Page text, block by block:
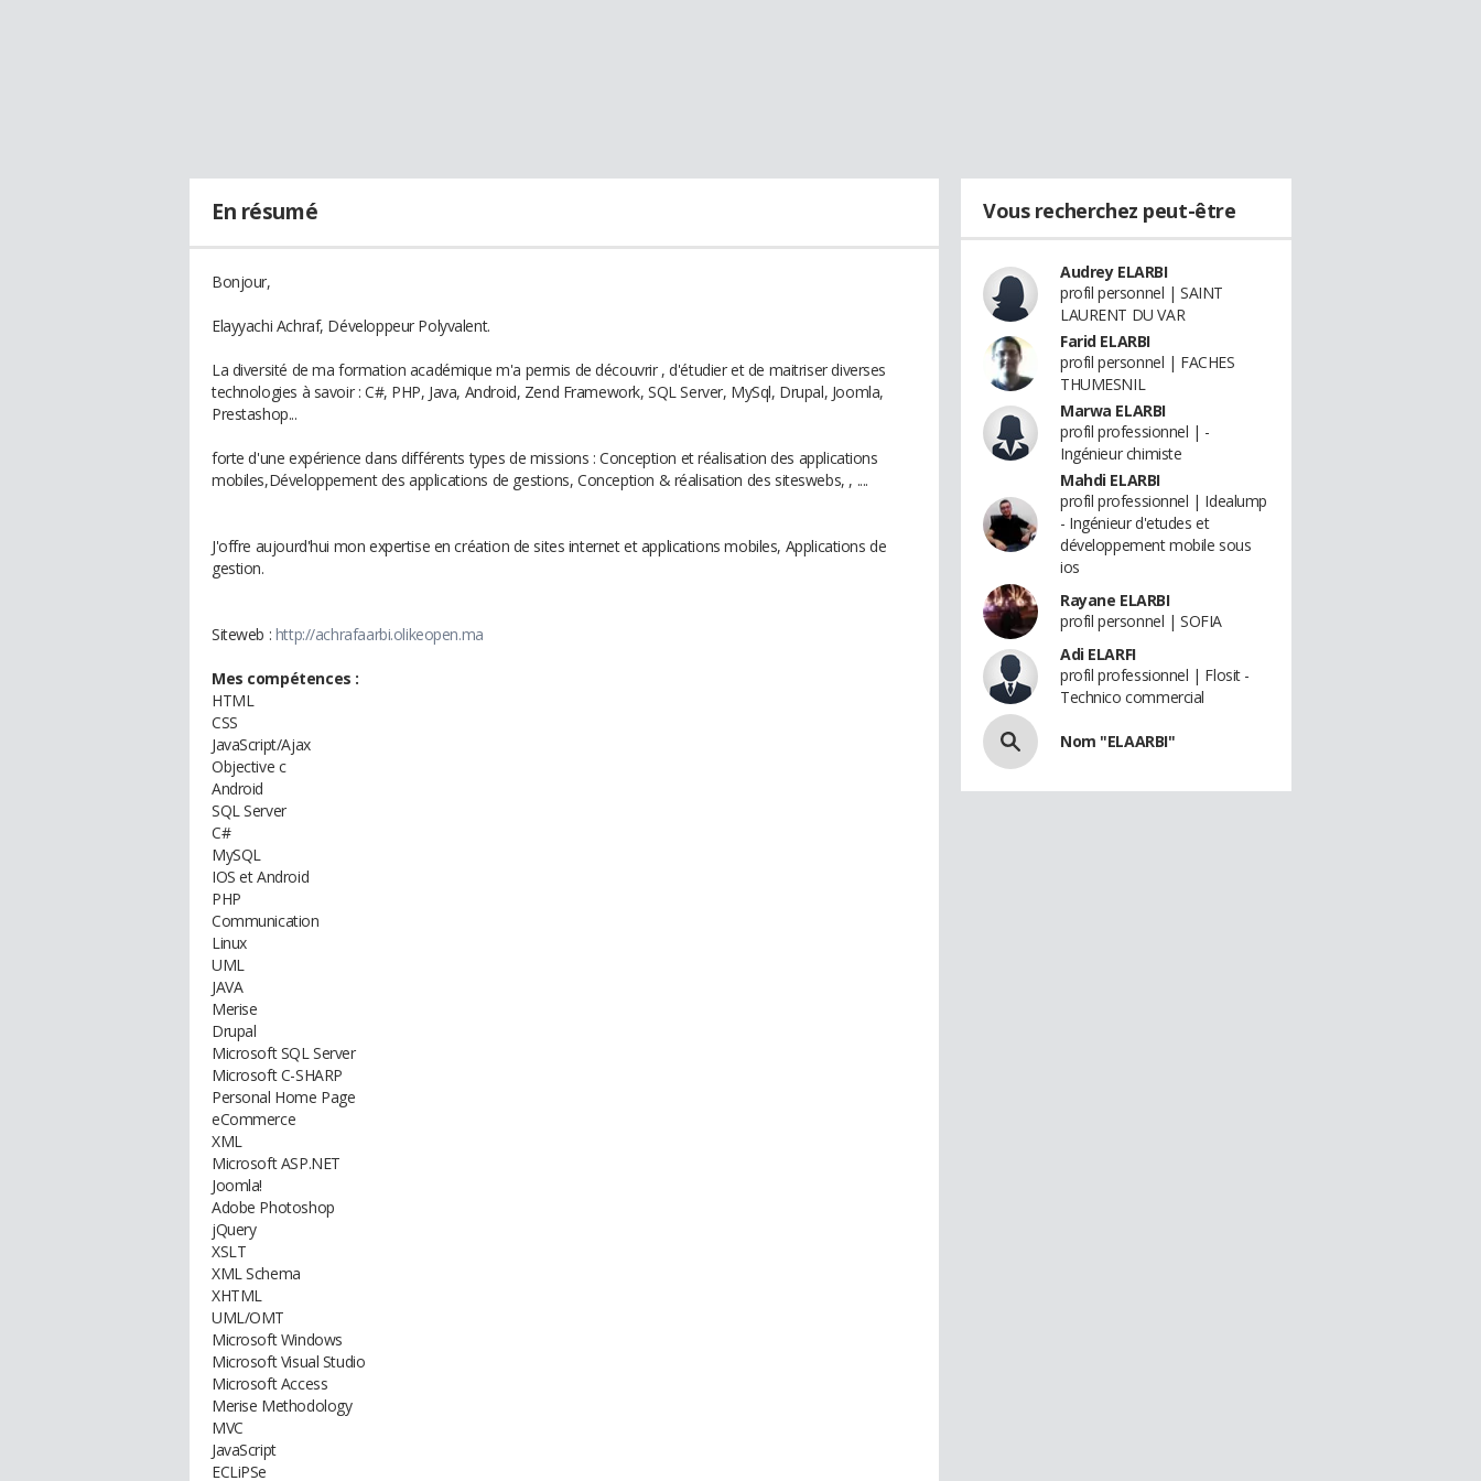
En résumé
Bonjour,
Elayyachi Achraf, Développeur Polyvalent.
La diversité de ma formation académique m'a permis de découvrir , d'étudier et de maitriser diverses
technologies à savoir : C#, PHP, Java, Android, Zend Framework, SQL Server, MySql, Drupal, Joomla,
Prestashop...
forte d'une expérience dans différents types de missions : Conception et réalisation des applications
mobiles,Développement des applications de gestions, Conception & réalisation des siteswebs, , ....
J'offre aujourd'hui mon expertise en création de sites internet et applications mobiles, Applications de
gestion.
Siteweb : http://achrafaarbi.olikeopen.ma
Mes compétences :
HTML
CSS
JavaScript/Ajax
Objective c
Android
SQL Server
C#
MySQL
IOS et Android
PHP
Communication
Linux
UML
JAVA
Merise
Drupal
Microsoft SQL Server
Microsoft C-SHARP
Personal Home Page
eCommerce
XML
Microsoft ASP.NET
Joomla!
Adobe Photoshop
jQuery
XSLT
XML Schema
XHTML
UML/OMT
Microsoft Windows
Microsoft Visual Studio
Microsoft Access
Merise Methodology
MVC
JavaScript
ECLiPSe
Vous recherchez peut-être
Audrey ELARBI
profil personnel | SAINT
LAURENT DU VAR
Farid ELARBI
profil personnel | FACHES
THUMESNIL
Marwa ELARBI
profil professionnel | -
Ingénieur chimiste
Mahdi ELARBI
profil professionnel | Idealump
- Ingénieur d'etudes et
développement mobile sous
ios
Rayane ELARBI
profil personnel | SOFIA
Adi ELARFI
profil professionnel | Flosit -
Technico commercial
Nom "ELAARBI"